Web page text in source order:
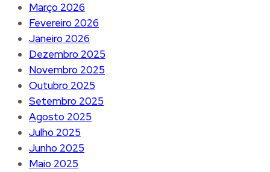
Março 2026
Fevereiro 2026
Janeiro 2026
Dezembro 2025
Novembro 2025
Outubro 2025
Setembro 2025
Agosto 2025
Julho 2025
Junho 2025
Maio 2025